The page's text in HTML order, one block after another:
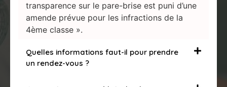
transparence sur le pare-brise est puni d’une
amende prévue pour les infractions de la
4ème classe ».
Quelles informations faut-il pour prendre
un rendez-vous ?